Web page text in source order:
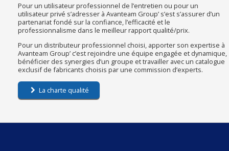
Pour un utilisateur professionnel de l’entretien ou pour un
utilisateur privé s’adresser à Avanteam Group’ s’est s’assurer d’un
partenariat fondé sur la confiance, l’efficacité et le
professionnalisme dans le meilleur rapport qualité/prix.
Pour un distributeur professionnel choisi, apporter son expertise à
Avanteam Group’ c’est rejoindre une équipe engagée et dynamique,
bénéficier des synergies d’un groupe et travailler avec un catalogue
exclusif de fabricants choisis par une commission d’experts.
La charte qualité